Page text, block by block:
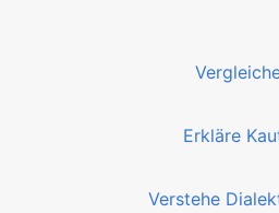
Erkläre
Verstehe